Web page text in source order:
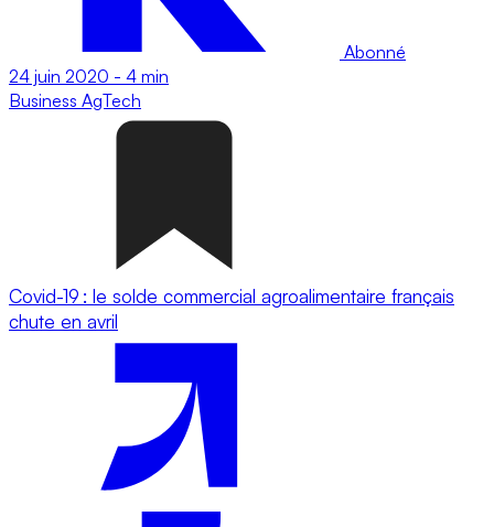
Abonné
24 juin 2020 - 4 min
Business AgTech
Covid-19 : le solde commercial agroalimentaire français
chute en avril